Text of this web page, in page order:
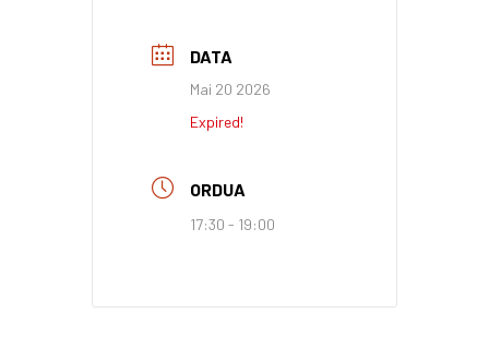
DATA
Mai 20 2026
Expired!
ORDUA
17:30 - 19:00